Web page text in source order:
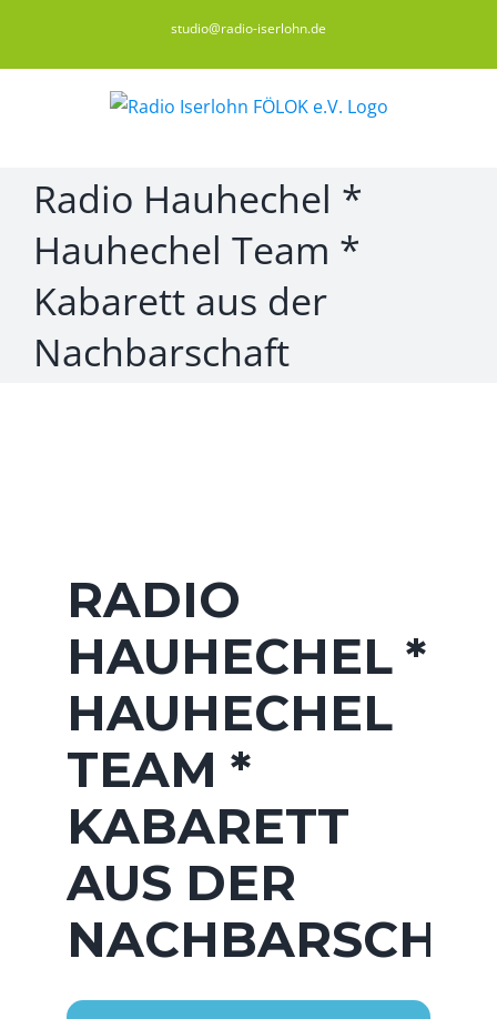
springen
studio@radio-iserlohn.de
Radio Hauhechel *
Hauhechel Team *
Kabarett aus der
Nachbarschaft
RADIO
HAUHECHEL *
HAUHECHEL
TEAM *
KABARETT
AUS DER